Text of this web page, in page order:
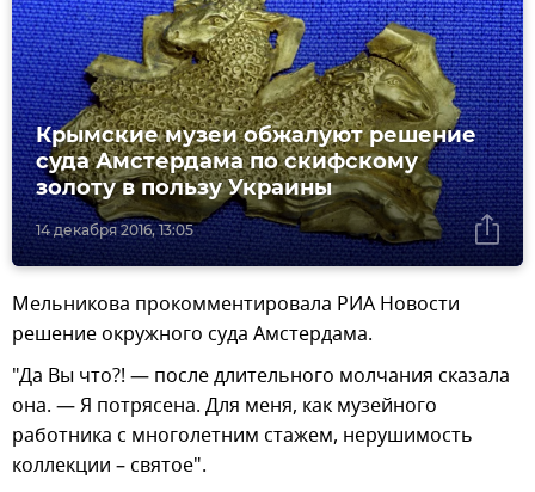
14 декабря 2016, 13:05
Крымские музеи обжалуют решение
суда Амстердама по скифскому
золоту в пользу Украины
Мельникова прокомментировала РИА Новости
решение окружного суда Амстердама.
"Да Вы что?! — после длительного молчания сказала
она. — Я потрясена. Для меня, как музейного
работника с многолетним стажем, нерушимость
коллекции – святое".